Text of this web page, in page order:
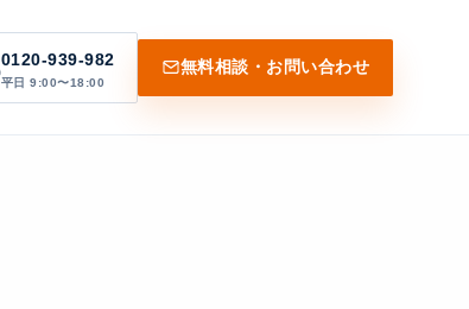
0120-939-982
平日 9:00〜18:00
無料相談・お問い合わせ